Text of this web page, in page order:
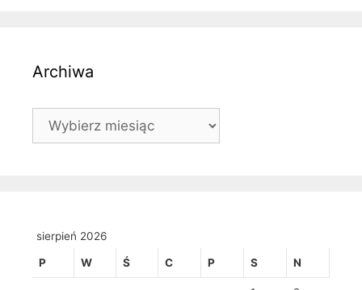
Archiwa
Archiwa
sierpień 2026
P W Ś C P S N